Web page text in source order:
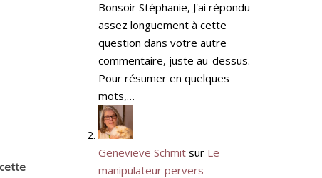
Bonsoir Stéphanie, J'ai répondu
assez longuement à cette
question dans votre autre
commentaire, juste au-dessus.
Pour résumer en quelques
mots,…
Genevieve Schmitsur Le
manipulateur pervers